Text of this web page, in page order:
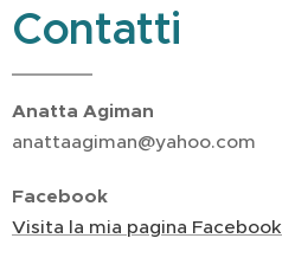
Contatti
Anatta Agiman
anattaagiman@yahoo.com
Facebook
Visita la mia pagina Facebook